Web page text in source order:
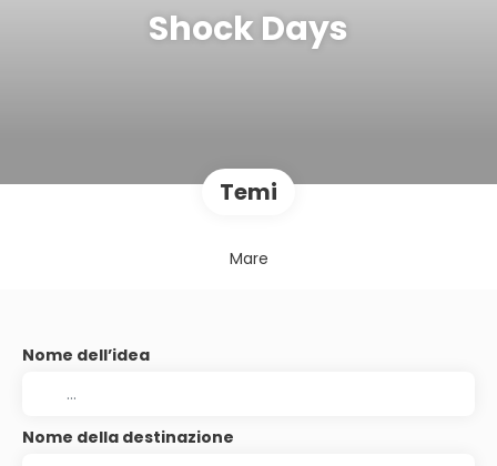
Shock Days
Temi
Mare
Nome dell’idea
Nome della destinazione